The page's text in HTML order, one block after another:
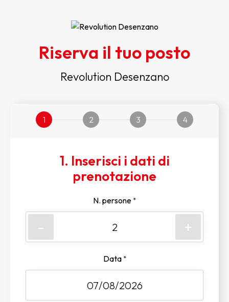
Riserva il tuo posto
Revolution Desenzano
1 2 3 4
1. Inserisci i dati di
prenotazione
N. persone *
- +
Data *